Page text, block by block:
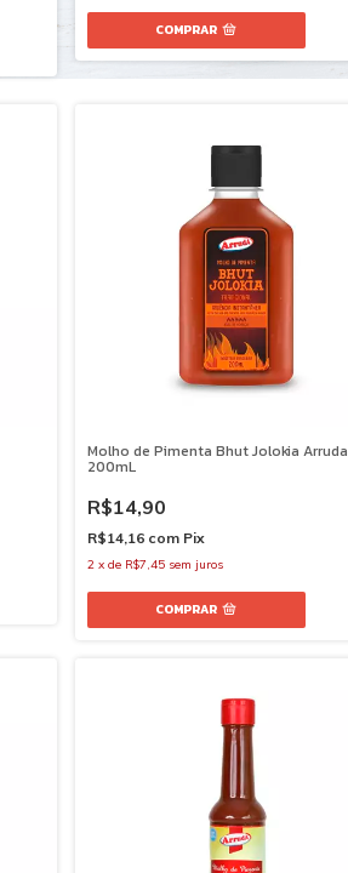
Molho de Pimenta Bhut Jolokia Arruda
200mL
R$14,90
R$14,16 com Pix
2 x de R$7,45 sem juros